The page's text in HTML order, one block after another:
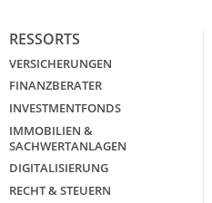
RESSORTS
VERSICHERUNGEN
FINANZBERATER
INVESTMENTFONDS
IMMOBILIEN &
SACHWERTANLAGEN
DIGITALISIERUNG
RECHT & STEUERN